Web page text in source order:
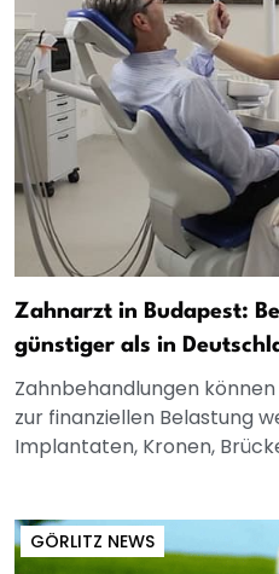
Zahnarzt in Budapest:
günstiger als in
Zahnbehandlungen
zur finanziellen Belastung
Implantaten, Kronen,
GÖRLITZ NEWS